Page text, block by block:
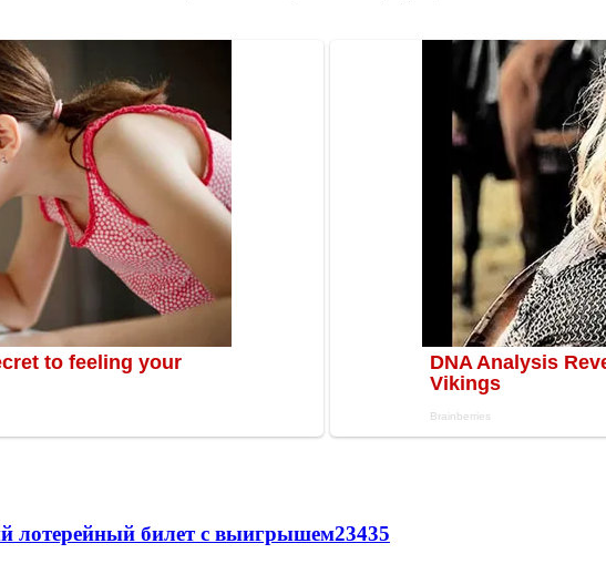
лотерейный билет с выигрышем23435